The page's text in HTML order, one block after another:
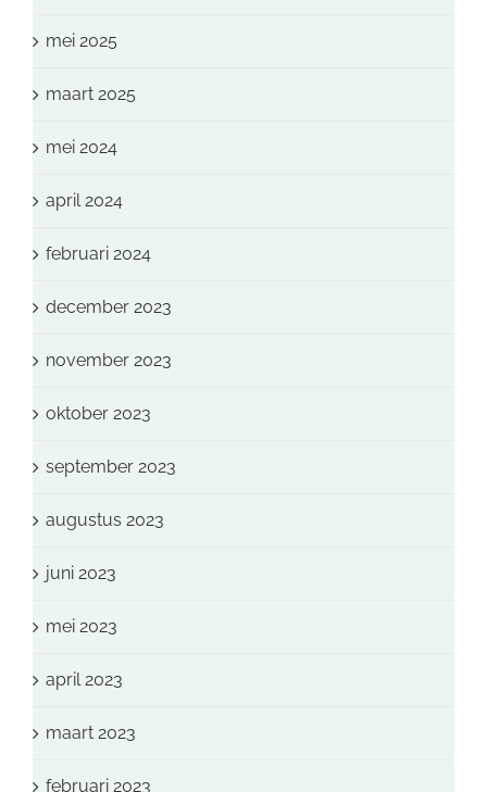
mei 2025
maart 2025
mei 2024
april 2024
februari 2024
december 2023
november 2023
oktober 2023
september 2023
augustus 2023
juni 2023
mei 2023
april 2023
maart 2023
februari 2023